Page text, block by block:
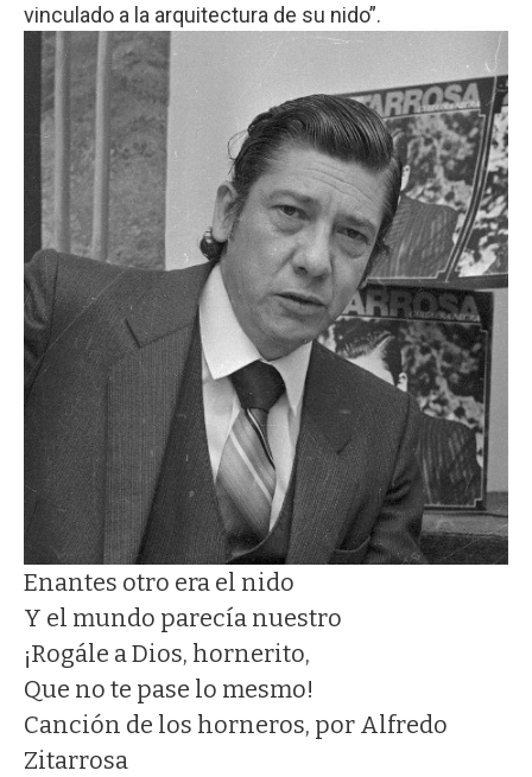
vinculado a la arquitectura de su nido”.
Enantes otro era el nido
Y el mundo parecía nuestro
¡Rogále a Dios, hornerito,
Que no te pase lo mesmo!
Canción de los horneros, por Alfredo
Zitarrosa